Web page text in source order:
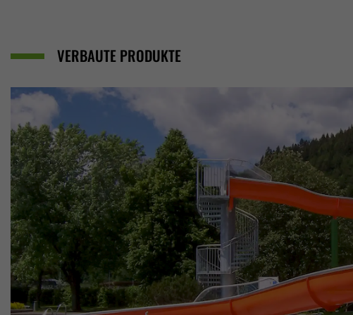
VERBAUTE PRODUKTE